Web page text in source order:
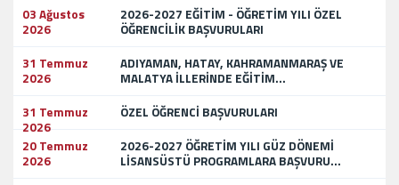
03 Ağustos
2026
2026-2027 EĞİTİM - ÖĞRETİM YILI ÖZEL
ÖĞRENCİLİK BAŞVURULARI
31 Temmuz
2026
ADIYAMAN, HATAY, KAHRAMANMARAŞ VE
MALATYA İLLERİNDE EĞİTİM...
31 Temmuz
2026
ÖZEL ÖĞRENCİ BAŞVURULARI
20 Temmuz
2026
2026-2027 ÖĞRETİM YILI GÜZ DÖNEMİ
LİSANSÜSTÜ PROGRAMLARA BAŞVURU...